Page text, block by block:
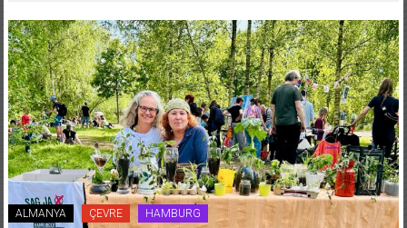
ALMANYA ÇEVRE HAMBURG